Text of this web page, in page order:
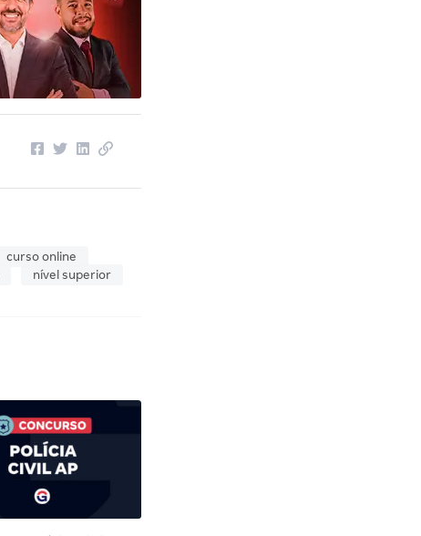
curso online
nível superior